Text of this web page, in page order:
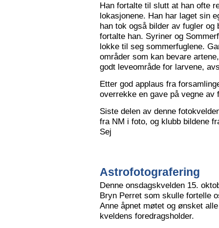
Han fortalte til slutt at han ofte
lokasjonene. Han har laget sin
han tok også bilder av fugler
fortalte han. Syriner og
lokke til seg sommerfuglene.
områder som kan bevare
godt leveområde for larvene,
Etter god applaus fra
overrekke en gave på vegne av
Siste delen av denne
fra NM i foto, og klubb bildene
Sej
Astrofotografering
Denne onsdagskvelden 15.
Bryn Perret som skulle fortelle
Anne åpnet møtet og ønsket
kveldens foredragsholder.